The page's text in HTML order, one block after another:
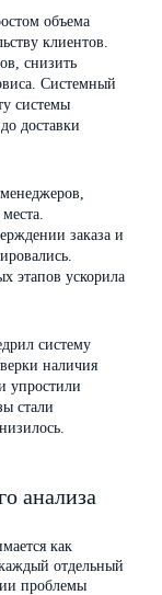
объема
клиентов.
снизить
Системный
системы
доставки
заказа и
этапов ускорила
систему
наличия
упростили
стали
анализа
как
отдельный
проблемы